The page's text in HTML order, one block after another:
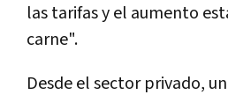
las tarifas y el aumento
carne".
Desde el sector privado,